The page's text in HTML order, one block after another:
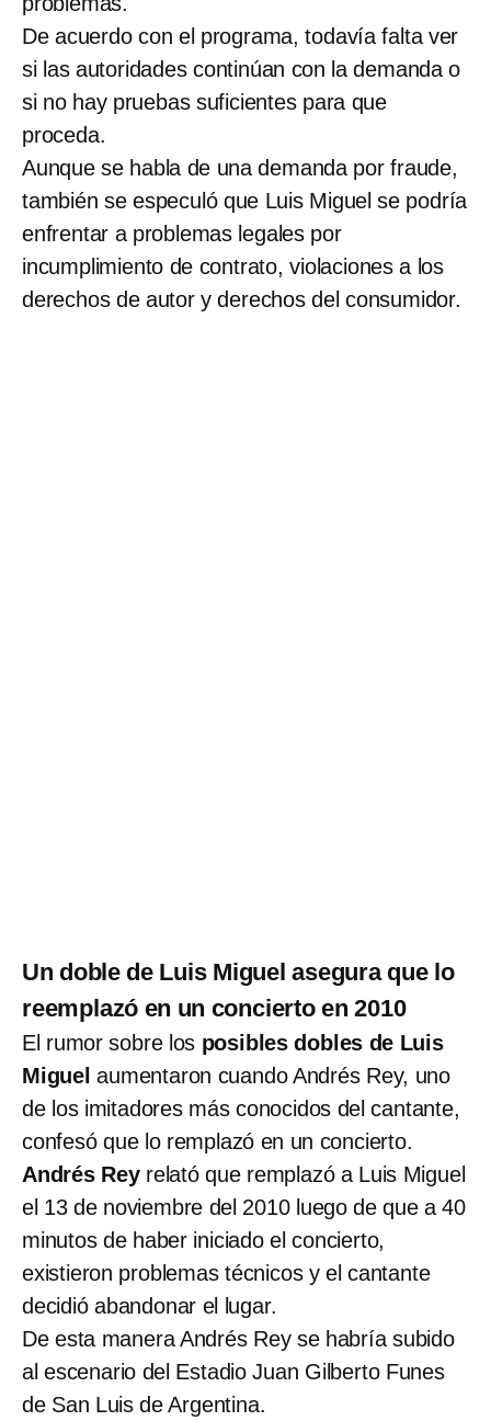
De acuerdo con el programa, todavía falta ver
si las autoridades continúan con la demanda o
si no hay pruebas suficientes para que
proceda.
Aunque se habla de una demanda por fraude,
también se especuló que Luis Miguel se podría
enfrentar a problemas legales por
incumplimiento de contrato, violaciones a los
derechos de autor y derechos del consumidor.
Un doble de Luis Miguel asegura que lo
reemplazó en un concierto en 2010
El rumor sobre los posibles dobles de Luis
Miguel aumentaron cuando Andrés Rey, uno
de los imitadores más conocidos del cantante,
confesó que lo remplazó en un concierto.
Andrés Reyrelató que remplazó a Luis Miguel
el 13 de noviembre del 2010 luego de que a 40
minutos de haber iniciado el concierto,
existieron problemas técnicos y el cantante
decidió abandonar el lugar.
De esta manera Andrés Rey se habría subido
al escenario del Estadio Juan Gilberto Funes
de San Luis de Argentina.